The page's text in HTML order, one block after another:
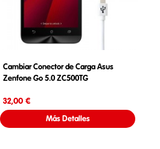
Cambiar Conector de Carga Asus
Zenfone Go 5.0 ZC500TG
32,00 €
Más Detalles